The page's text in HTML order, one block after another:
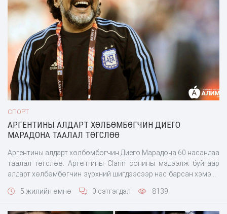
СПОРТ
АРГЕНТИНЫ АЛДАРТ ХӨЛБӨМБӨГЧИН ДИЕГО
МАРАДОНА ТААЛАЛ ТӨГСЛӨӨ
Аргентины алдарт хөлбөмбөгчин Диего Марадона 60 насандаа
таалал төгслөө. Аргентины Clarin сонины мэдээлж буйгаар
алдарт хөлбөмбөгчин зүрхний шигдээсээр нас барсан хэмээн
Ипенса эмнэлэгт хэвтсэн юм. Түүнд тархины цус хуралт гэсэн
5 жилийн өмнө 0 сэтгэгдэл 8139